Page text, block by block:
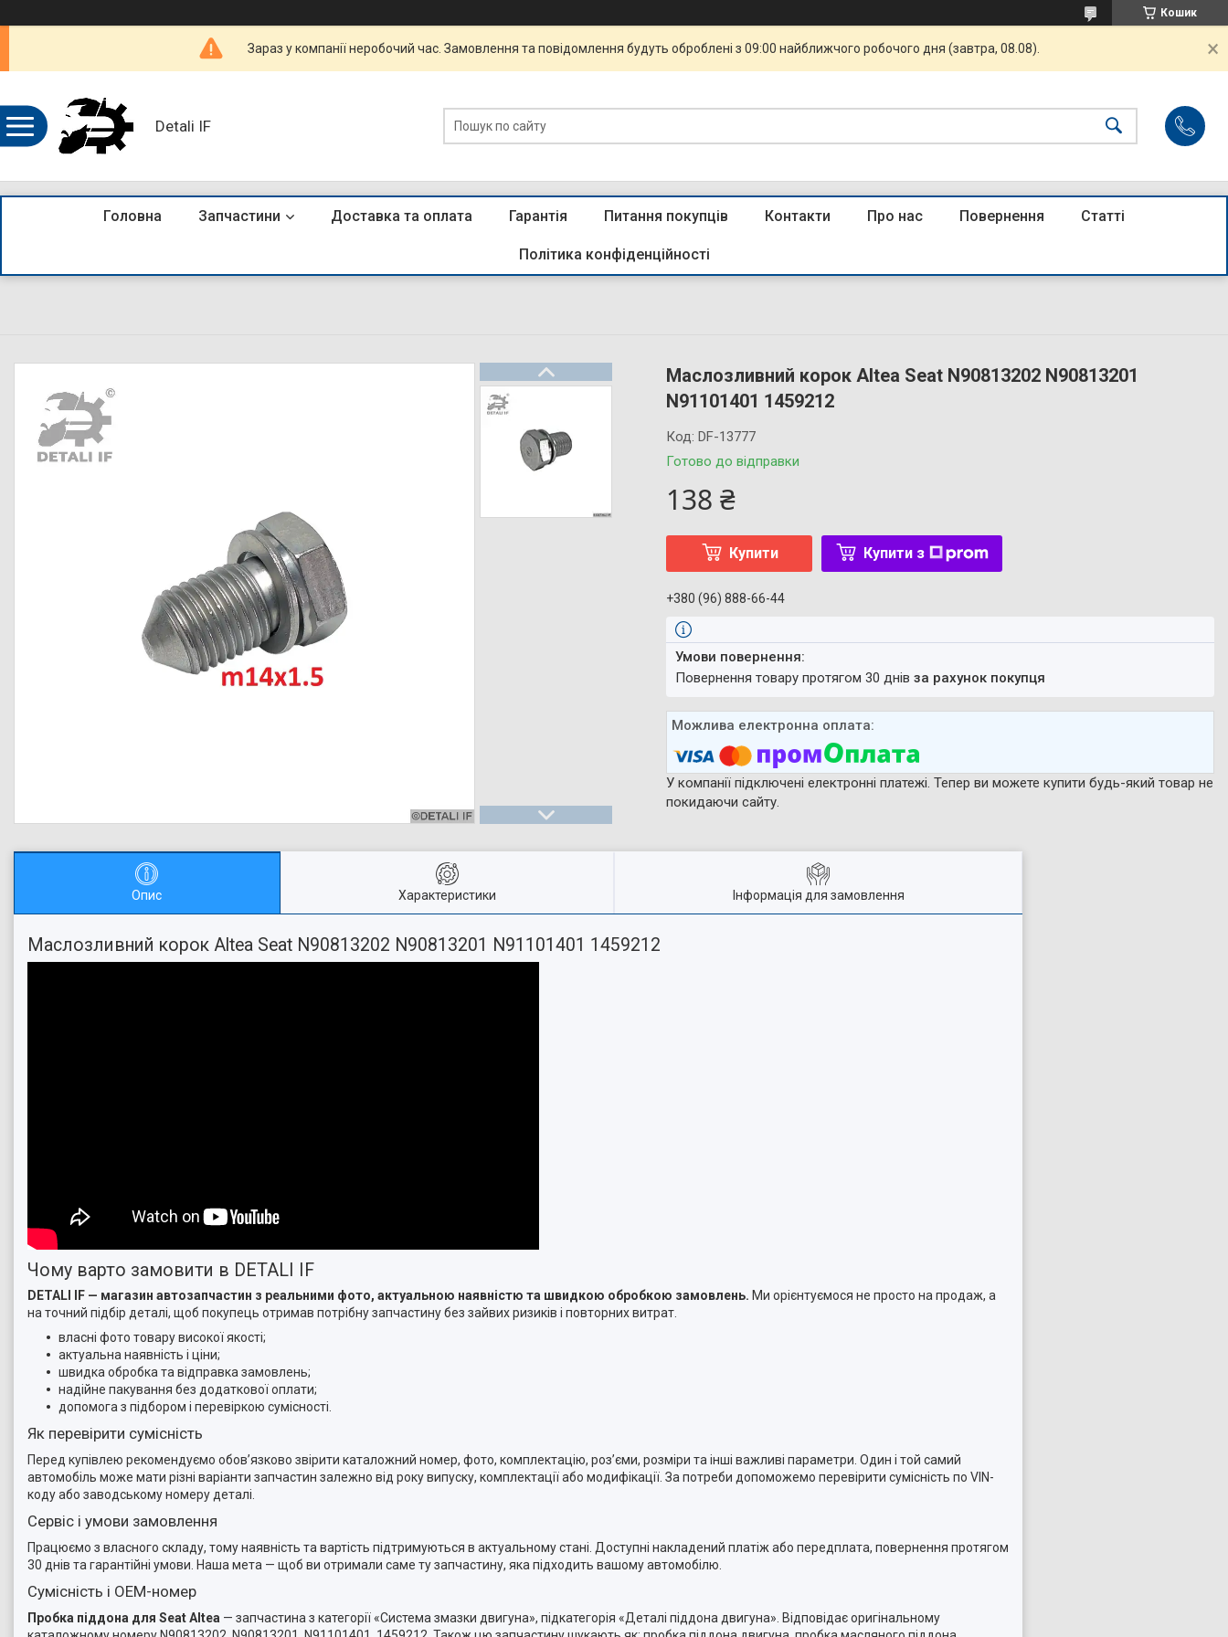
Кошик
Зараз у компанії неробочий час. Замовлення та повідомлення будуть оброблені з 09:00 найближчого робочого дня (завтра, 08.08).
Detali IF
Головна Запчастини Доставка та оплата Гарантія Питання покупців Контакти Про нас Повернення Статті
Політика конфіденційності
Маслозливний корок Altea Seat N90813202 N90813201
N91101401 1459212
Готово до відправки
Код:DF-13777
138 ₴
Купити Купити з
+380 (96) 888-66-44
повернення товару протягом 30 днівза рахунок покупця
У компанії підключені електронні платежі. Тепер ви можете купити будь-який товар не
покидаючи сайту.
Опис Характеристики Інформація для замовлення
Маслозливний корок Altea Seat N90813202 N90813201 N91101401 1459212
Чому варто замовити в DETALI IF
DETALI IF — магазин автозапчастин з реальними фото, актуальною наявністю та швидкою обробкою замовлень. Ми орієнтуємося не просто на продаж, а
на точний підбір деталі, щоб покупець отримав потрібну запчастину без зайвих ризиків і повторних витрат.
власні фото товару високої якості;
актуальна наявність і ціни;
швидка обробка та відправка замовлень;
надійне пакування без додаткової оплати;
допомога з підбором і перевіркою сумісності.
Як перевірити сумісність
Перед купівлею рекомендуємо обов’язково звірити каталожний номер, фото, комплектацію, роз’єми, розміри та інші важливі параметри. Один і той самий
автомобіль може мати різні варіанти запчастин залежно від року випуску, комплектації або модифікації. За потреби допоможемо перевірити сумісність по VIN-
коду або заводському номеру деталі.
Сервіс і умови замовлення
Працюємо з власного складу, тому наявність та вартість підтримуються в актуальному стані. Доступні накладений платіж або передплата, повернення протягом
30 днів та гарантійні умови. Наша мета — щоб ви отримали саме ту запчастину, яка підходить вашому автомобілю.
Сумісність і OEM-номер
Пробка піддона для Seat Altea — запчастина з категорії «Система змазки двигуна», підкатегорія «Деталі піддона двигуна». Відповідає оригінальному